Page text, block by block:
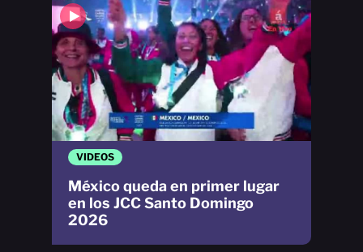
VIDEOS
México queda en primer lugar
en los JCC Santo Domingo
2026